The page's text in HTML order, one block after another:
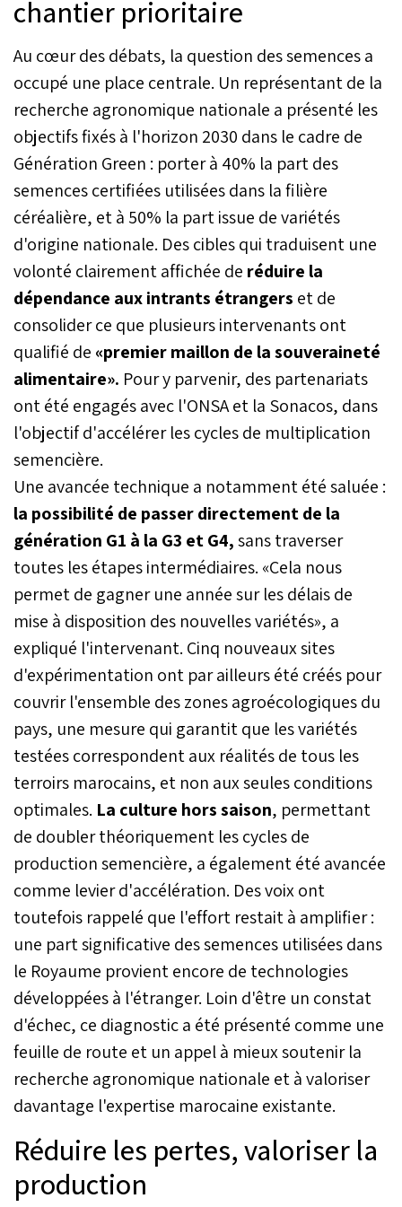
capable d’accélérer la
agriculture durable tout en
élargissant l’accès au
financement pour près de
30.000 agriculteurs d’ici
2027.
chantier prioritaire
Au cœur des débats, la question des semences a
occupé une place centrale. Un représentant de la
recherche agronomique nationale a présenté les
objectifs fixés à l'horizon 2030 dans le cadre de
Génération Green : porter à 40% la part des
semences certifiées utilisées dans la filière
céréalière, et à 50% la part issue de variétés
d'origine nationale. Des cibles qui traduisent une
volonté clairement affichée de réduire la
dépendance aux intrants étrangers et de
consolider ce que plusieurs intervenants ont
qualifié de «premier maillon de la souveraineté
alimentaire». Pour y parvenir, des partenariats
ont été engagés avec l'ONSA et la Sonacos, dans
l'objectif d'accélérer les cycles de multiplication
semencière.
Une avancée technique a notamment été saluée :
la possibilité de passer directement de la
génération G1 à la G3 et G4,sans traverser
toutes les étapes intermédiaires. «Cela nous
permet de gagner une année sur les délais de
mise à disposition des nouvelles variétés», a
expliqué l'intervenant. Cinq nouveaux sites
d'expérimentation ont par ailleurs été créés pour
couvrir l'ensemble des zones agroécologiques du
pays, une mesure qui garantit que les variétés
testées correspondent aux réalités de tous les
terroirs marocains, et non aux seules conditions
optimales. La culture hors saison, permettant
de doubler théoriquement les cycles de
production semencière, a également été avancée
comme levier d'accélération. Des voix ont
toutefois rappelé que l'effort restait à amplifier :
une part significative des semences utilisées dans
le Royaume provient encore de technologies
développées à l'étranger. Loin d'être un constat
d'échec, ce diagnostic a été présenté comme une
feuille de route et un appel à mieux soutenir la
recherche agronomique nationale et à valoriser
davantage l'expertise marocaine existante.
Réduire les pertes, valoriser la
production